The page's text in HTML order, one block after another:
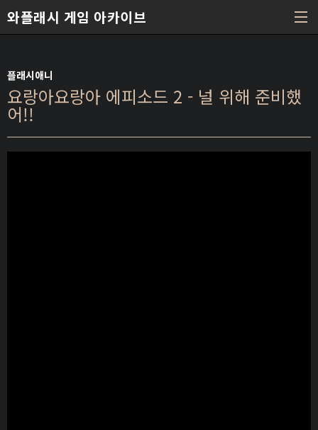
와플래시 게임 아카이브
플래시애니
요랑아요랑아 에피소드 2 - 널 위해 준비했
어!!